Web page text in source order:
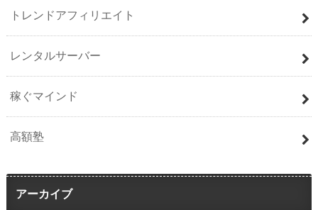
トレンドアフィリエイト
レンタルサーバー
稼ぐマインド
高額塾
アーカイブ